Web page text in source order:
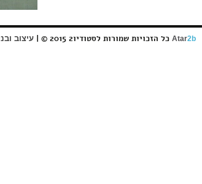
כל הזכויות שמורות לסטודיו2 2015 © |עיצוב ובניית אתרים Atar2b